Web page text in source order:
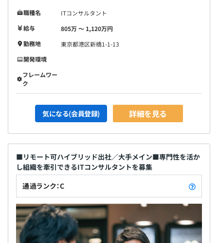
職種名
ITコンサルタント
給与
805万 〜 1,120万円
勤務地
東京都港区新橋1-1-13
開発環境
フレームワー
ク
気になる(会員登録) 詳細を見る
■リモート可ハイブリッド出社／大手メイン■専門性を活か
し組織を牽引できるITコンサルタントを募集
通過ランク：C